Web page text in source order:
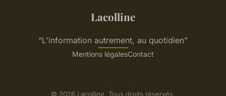
Lacolline
“L'information autrement, au quotidien”
Mentions légalesContact
© 2026 Lacolline. Tous droits réservés.